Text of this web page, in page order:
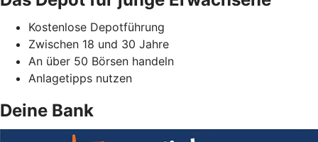
Kostenlose Depotführung
Zwischen 18 und 30 Jahre
An über 50 Börsen handeln
Anlagetipps nutzen
Deine Bank